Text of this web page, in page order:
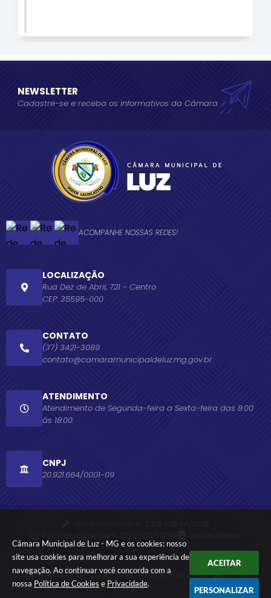
Câmara Municipal de Luz - MG e os cookies: nosso
site usa cookies para melhorar a sua experiência de
navegação. Ao continuar você concorda com a
nossa Política de Cookies e Privacidade.
ACEITAR
PERSONALIZAR
ACOMPANHE NOSSAS REDES!
LOCALIZAÇÃO
Rua Dez de Abril, 721 - Centro
CEP: 35595-000
CONTATO
(37) 3421-3089
contato@camaramunicipaldeluz.mg.gov.br
ATENDIMENTO
Atendimento de Segunda-feira a Sexta-feira das 8:00
às 18:00.
CNPJ
20.921.664/0001-09
NEWSLETTER
Cadastre-se e receba os informativos da Câmara
© Copyright Instar - 2006-2026. Todos os direitos
reservados -Instar Tecnologia